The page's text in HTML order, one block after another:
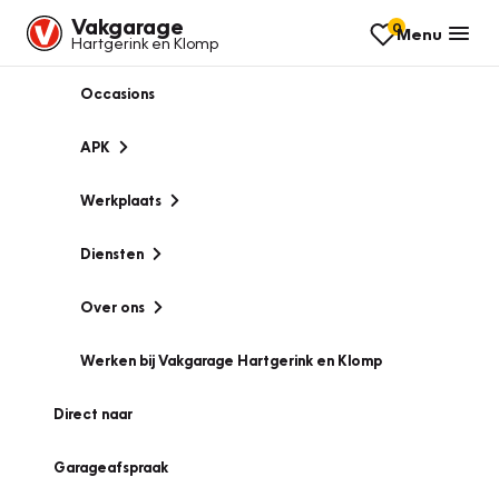
Vakgarage
Hartgerink en Klomp
0Menu
Occasions
APK
Werkplaats
Diensten
Over ons
Werken bij Vakgarage Hartgerink en Klomp
Direct naar
Garageafspraak